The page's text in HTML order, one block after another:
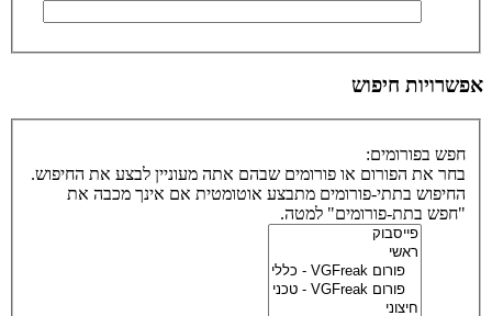
אפשרויות חיפוש
חפש בפורומים:
בחר את הפורום או פורומים שבהם אתה מעוניין לבצע את החיפוש.
החיפוש בתתי-פורומים מתבצע אוטומטית אם אינך מכבה את
"חפש בתת-פורומים" למטה.